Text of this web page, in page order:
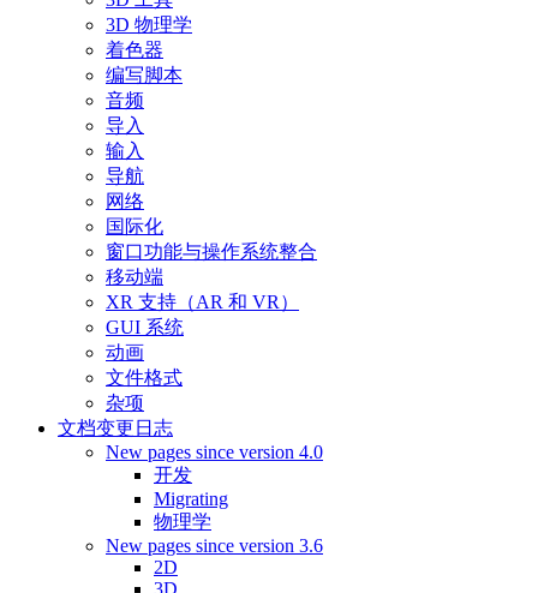
3D 物理学
着色器
编写脚本
音频
导入
输入
导航
网络
国际化
窗口功能与操作系统整合
移动端
XR 支持（AR 和 VR）
GUI 系统
动画
文件格式
杂项
文档变更日志
New pages since version 4.0
开发
Migrating
物理学
New pages since version 3.6
2D
3D